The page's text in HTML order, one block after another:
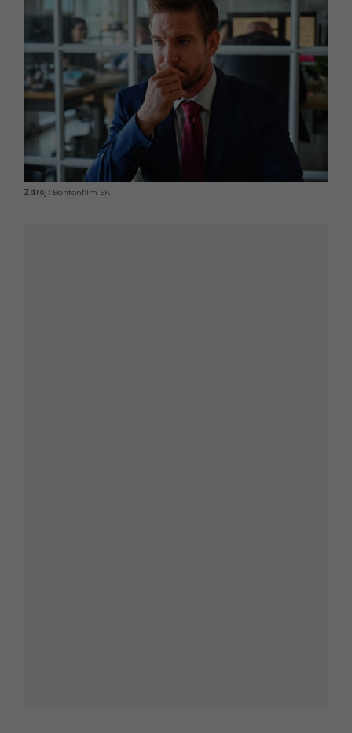
Bontonfilm SK